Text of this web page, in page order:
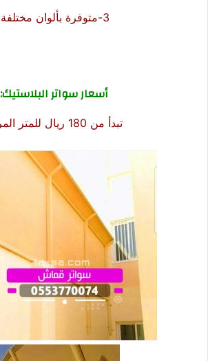
3-متوفرة بألوان مختلفة.
أسعار سواتر البلاستيك:
تبدأ من 180 ريال للمتر المربع.